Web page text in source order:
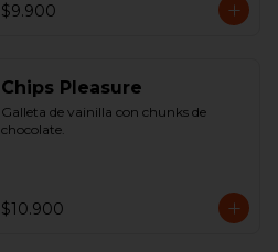
$9.900
Chips Pleasure
Galleta de vainilla con chunks de
chocolate.
$10.900